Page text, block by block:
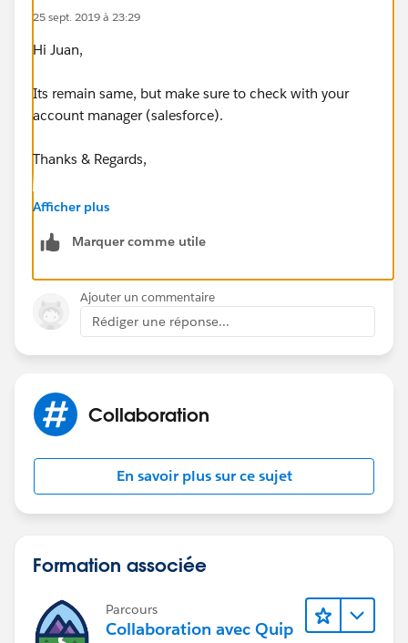
25 sept. 2019 à 23:29
Hi Juan,
Its remain same, but make sure to check with your
account manager (salesforce).
Thanks & Regards,
Sakthivel Madesh
Afficher plus
Marquer comme utile
Ajouter un commentaire
Rédiger une réponse...
Collaboration
En savoir plus sur ce sujet
Formation associée
Parcours
Collaboration avec Quip